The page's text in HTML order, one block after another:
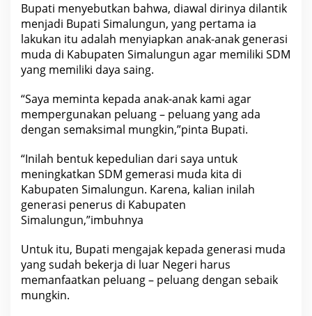
Bupati menyebutkan bahwa, diawal dirinya dilantik
menjadi Bupati Simalungun, yang pertama ia
lakukan itu adalah menyiapkan anak-anak generasi
muda di Kabupaten Simalungun agar memiliki SDM
yang memiliki daya saing.
“Saya meminta kepada anak-anak kami agar
mempergunakan peluang – peluang yang ada
dengan semaksimal mungkin,”pinta Bupati.
“Inilah bentuk kepedulian dari saya untuk
meningkatkan SDM gemerasi muda kita di
Kabupaten Simalungun. Karena, kalian inilah
generasi penerus di Kabupaten
Simalungun,”imbuhnya
Untuk itu, Bupati mengajak kepada generasi muda
yang sudah bekerja di luar Negeri harus
memanfaatkan peluang – peluang dengan sebaik
mungkin.